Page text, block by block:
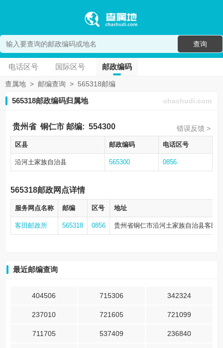
查询
电话区号 国际区号 邮政编码
查属地 > 邮编查询 > 565318邮编
565318邮政编码归属地 chashudi.com
贵州省 铜仁市 邮编: 554300 错误反馈 >
区县 邮政编码 电话区号
沿河土家族自治县 565300 0856
565318邮政网点详情
服务网点名称 邮编 区号 地址
客田邮政所 565318 0856 贵州省铜仁市沿河土家族自治县客田
最近邮编查询
404506 715306 342324
237010 721605 721099
711705 537409 236840